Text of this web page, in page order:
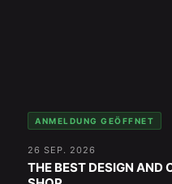
ANMELDUNG GEÖFFNET
26 SEP. 2026
THE BEST DESIGN AND